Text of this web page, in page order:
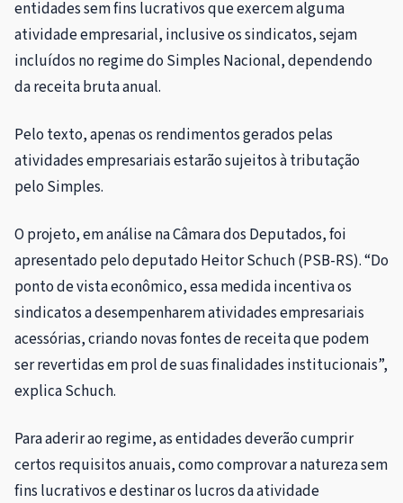
entidades sem fins lucrativos que exercem alguma
atividade empresarial, inclusive os sindicatos, sejam
incluídos no regime do Simples Nacional, dependendo
da receita bruta anual.
Pelo texto, apenas os rendimentos gerados pelas
atividades empresariais estarão sujeitos à tributação
pelo Simples.
O projeto, em análise na Câmara dos Deputados, foi
apresentado pelo deputado Heitor Schuch (PSB-RS). “Do
ponto de vista econômico, essa medida incentiva os
sindicatos a desempenharem atividades empresariais
acessórias, criando novas fontes de receita que podem
ser revertidas em prol de suas finalidades institucionais”,
explica Schuch.
Para aderir ao regime, as entidades deverão cumprir
certos requisitos anuais, como comprovar a natureza sem
fins lucrativos e destinar os lucros da atividade